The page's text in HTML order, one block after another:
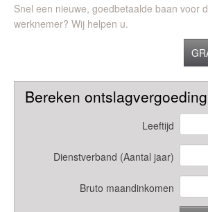
Snel een nieuwe, goedbetaalde baan voor
werknemer? Wij helpen u.
Bereken ontslagvergoeding
Leeftijd
Dienstverband (Aantal jaar)
Bruto maandinkomen